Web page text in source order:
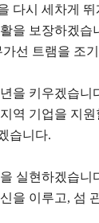
다시 세차게
을 보장하겠습
가선 트램을 조
을 키우겠습니
역 기업을 지원
습니다.
실현하겠습니
을 이루고, 섬